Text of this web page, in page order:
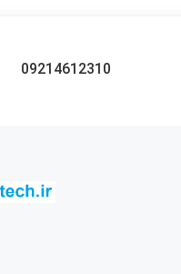
09214612310